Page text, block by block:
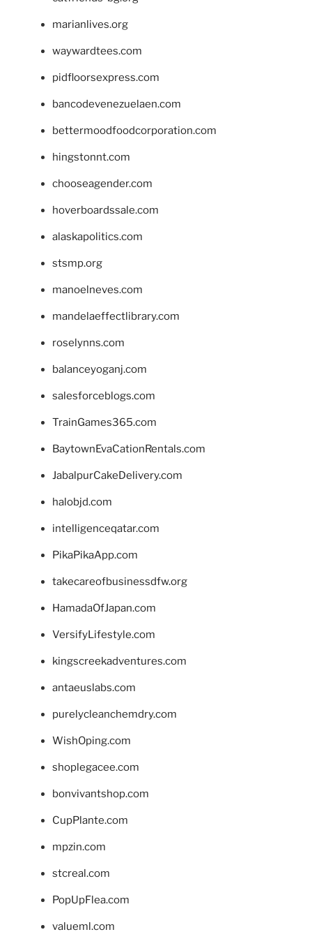
marianlives.org
waywardtees.com
pidfloorsexpress.com
bancodevenezuelaen.com
bettermoodfoodcorporation.com
hingstonnt.com
chooseagender.com
hoverboardssale.com
alaskapolitics.com
stsmp.org
manoelneves.com
mandelaeffectlibrary.com
roselynns.com
balanceyoganj.com
salesforceblogs.com
TrainGames365.com
BaytownEvaCationRentals.com
JabalpurCakeDelivery.com
halobjd.com
intelligenceqatar.com
PikaPikaApp.com
takecareofbusinessdfw.org
HamadaOfJapan.com
VersifyLifestyle.com
kingscreekadventures.com
antaeuslabs.com
purelycleanchemdry.com
WishOping.com
shoplegacee.com
bonvivantshop.com
CupPlante.com
mpzin.com
stcreal.com
PopUpFlea.com
valueml.com